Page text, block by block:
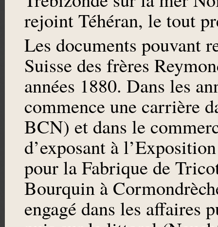
rejoint Téhéran, le tout
Les documents pouvant
Suisse des frères
années 1880. Dans les
commence une carrière
BCN) et dans le
d’exposant à
pour la Fabrique de
Bourquin à
engagé dans les affaires